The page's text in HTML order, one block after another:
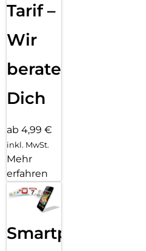
Tarif –
Wir
beraten
Dich
ab 4,99 €
inkl. MwSt.
Mehr
erfahren
Smartphone